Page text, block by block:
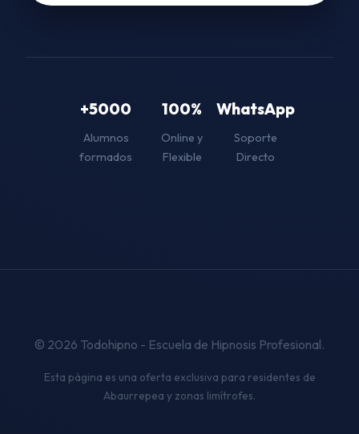
+5000
Alumnos
formados
100%
Online y
Flexible
WhatsApp
Soporte
Directo
© 2026 Todohipno - Escuela de Hipnosis Profesional.
Esta página es una oferta exclusiva para residentes de
Abaurrepea y zonas limítrofes.